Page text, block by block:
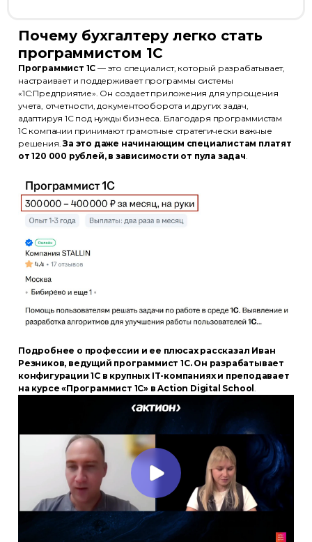
Почему бухгалтеру легко стать
программистом 1С
Программист 1С — это специалист, который разрабатывает,
настраивает и поддерживает программы системы
«1С:Предприятие». Он создает приложения для упрощения
учета, отчетности, документооборота и других задач,
адаптируя 1С под нужды бизнеса. Благодаря программистам
1С компании принимают грамотные стратегически важные
решения.За это даже начинающим специалистам платят
от 120 000 рублей, в зависимости от пула задач.
Подробнее о профессии и ее плюсах рассказал Иван
Резников, ведущий программист 1С. Он разрабатывает
конфигурации 1С в крупных IT-компаниях и преподавает
на курсе «Программист 1С» в Action Digital School